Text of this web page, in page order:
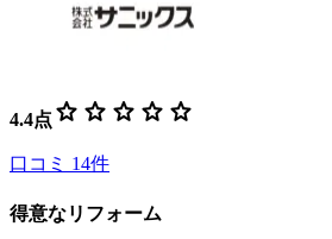
4.4点 star star star star star
口コミ 14件
得意なリフォーム